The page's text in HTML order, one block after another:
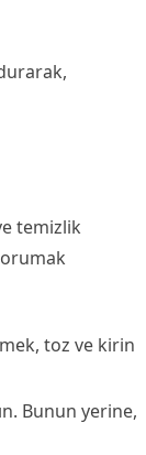
temizlik
toz ve kirin
Bunun yerine,